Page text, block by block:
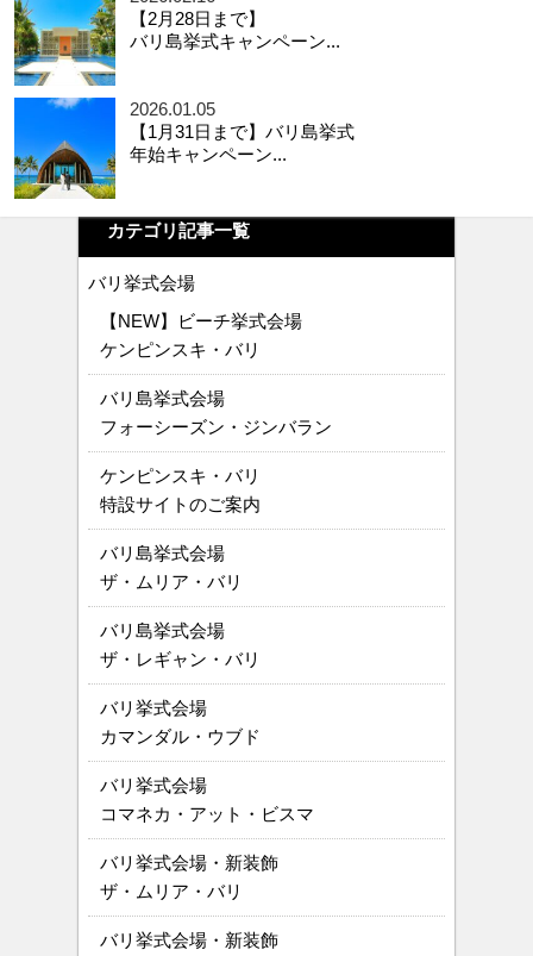
【2月28日まで】
バリ島挙式キャンペーン...
2026.01.05
【1月31日まで】バリ島挙式
年始キャンペーン...
カテゴリ記事一覧
バリ挙式会場
【NEW】ビーチ挙式会場
ケンピンスキ・バリ
バリ島挙式会場
フォーシーズン・ジンバラン
ケンピンスキ・バリ
特設サイトのご案内
バリ島挙式会場
ザ・ムリア・バリ
バリ島挙式会場
ザ・レギャン・バリ
バリ挙式会場
カマンダル・ウブド
バリ挙式会場
コマネカ・アット・ビスマ
バリ挙式会場・新装飾
ザ・ムリア・バリ
バリ挙式会場・新装飾